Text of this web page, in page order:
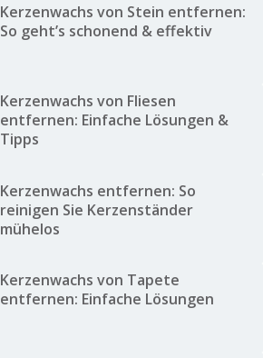
Kerzenwachs von Stein entfernen:
So geht’s schonend & effektiv
Kerzenwachs von Fliesen
entfernen: Einfache Lösungen &
Tipps
Kerzenwachs entfernen: So
reinigen Sie Kerzenständer
mühelos
Kerzenwachs von Tapete
entfernen: Einfache Lösungen